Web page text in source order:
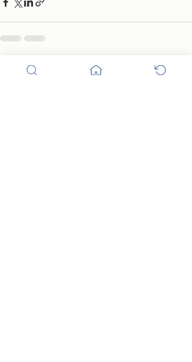
Posts recentes Ver tudo